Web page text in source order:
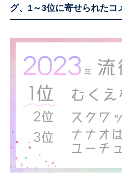
グ、1～3位に寄せられたコ